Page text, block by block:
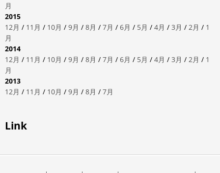
月
2015
12月 / 11月 / 10月 / 9月 / 8月 / 7月 / 6月 / 5月 / 4月 / 3月 / 2月 / 1
月
2014
12月 / 11月 / 10月 / 9月 / 8月 / 7月 / 6月 / 5月 / 4月 / 3月 / 2月 / 1
月
2013
12月 / 11月 / 10月 / 9月 / 8月 / 7月
Link